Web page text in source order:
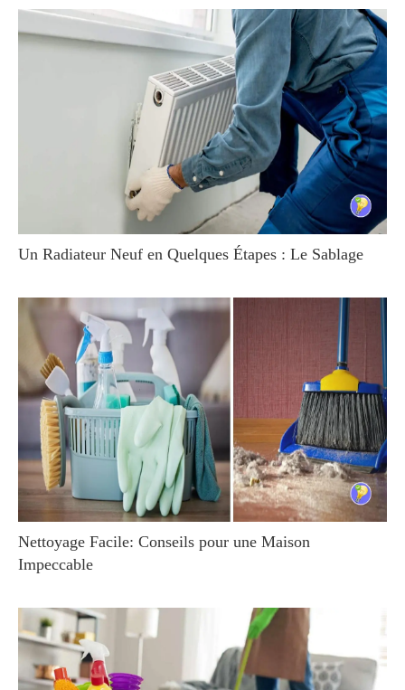
Un Radiateur Neuf en Quelques Étapes : Le Sablage
Nettoyage Facile: Conseils pour une Maison
Impeccable